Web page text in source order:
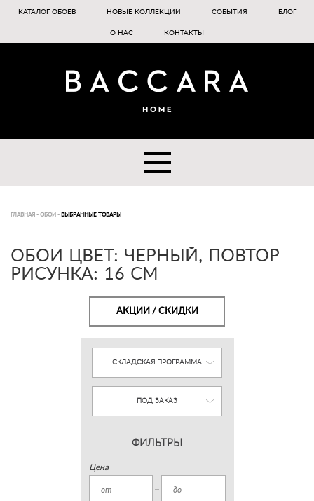
КАТАЛОГ ОБОЕВ НОВЫЕ КОЛЛЕКЦИИ СОБЫТИЯ БЛОГ
О НАС КОНТАКТЫ
ГЛАВНАЯ - ОБОИ - ВЫБРАННЫЕ ТОВАРЫ
ОБОИ ЦВЕТ: ЧЕРНЫЙ, ПОВТОР
РИСУНКА: 16 СМ
АКЦИИ / СКИДКИ
СКЛАДСКАЯ ПРОГРАММА
ПОД ЗАКАЗ
ФИЛЬТРЫ
Цена